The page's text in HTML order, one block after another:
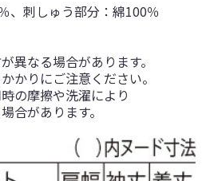
、刺しゅう部分：綿100％
異なる場合があります。
かりにご注意ください。
の摩擦や洗濯により
合があります。